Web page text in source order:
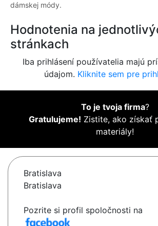
dámskej módy.
Hodnotenia na
stránkach
Iba prihlásení používatelia majú
údajom. Kliknite sem pre
To je tvoja firma?
Gratulujeme! Zistite, ako získať
materiály!
Bratislava
Bratislava
Pozrite si profil spoločnosti na